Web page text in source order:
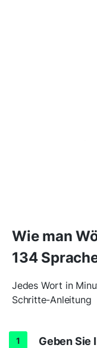
Wie man
134
Jedes Wort in
Schritte-Anleitung
Geben Sie